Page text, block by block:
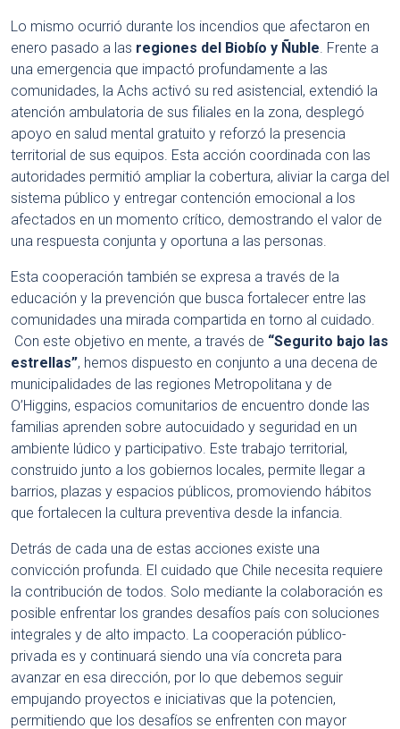
Lo mismo ocurrió durante los incendios que afectaron en
enero pasado a las regiones del Biobío y Ñuble. Frente a
una emergencia que impactó profundamente a las
comunidades, la Achs activó su red asistencial, extendió la
atención ambulatoria de sus filiales en la zona, desplegó
apoyo en salud mental gratuito y reforzó la presencia
territorial de sus equipos. Esta acción coordinada con las
autoridades permitió ampliar la cobertura, aliviar la carga del
sistema público y entregar contención emocional a los
afectados en un momento crítico, demostrando el valor de
una respuesta conjunta y oportuna a las personas.
Esta cooperación también se expresa a través de la
educación y la prevención que busca fortalecer entre las
comunidades una mirada compartida en torno al cuidado.
Con este objetivo en mente, a través de “Segurito bajo las
estrellas”, hemos dispuesto en conjunto a una decena de
municipalidades de las regiones Metropolitana y de
O’Higgins, espacios comunitarios de encuentro donde las
familias aprenden sobre autocuidado y seguridad en un
ambiente lúdico y participativo. Este trabajo territorial,
construido junto a los gobiernos locales, permite llegar a
barrios, plazas y espacios públicos, promoviendo hábitos
que fortalecen la cultura preventiva desde la infancia.
Detrás de cada una de estas acciones existe una
convicción profunda. El cuidado que Chile necesita requiere
la contribución de todos. Solo mediante la colaboración es
posible enfrentar los grandes desafíos país con soluciones
integrales y de alto impacto. La cooperación público-
privada es y continuará siendo una vía concreta para
avanzar en esa dirección, por lo que debemos seguir
empujando proyectos e iniciativas que la potencien,
permitiendo que los desafíos se enfrenten con mayor